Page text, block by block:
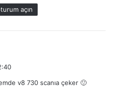
açın
v8 730 scanıa çeker 🙂